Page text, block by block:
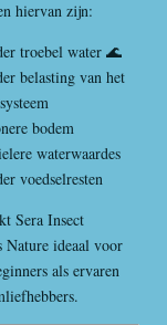
hiervan zijn:
troebel water 🌊
belasting van het
bodem
waterwaardes
voedselresten
Sera Insect
Nature ideaal voor
als ervaren